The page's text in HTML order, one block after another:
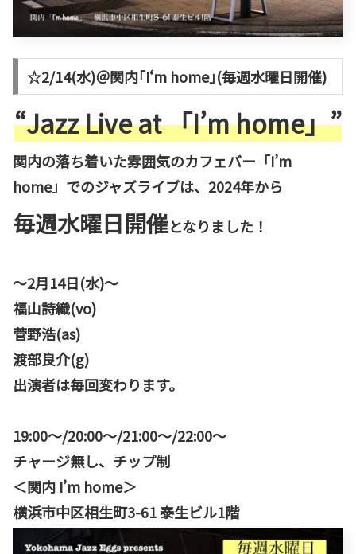
☆2/14(水)＠関内｢I‘m home｣(毎週水曜日開催)
“Jazz Live at 「I’m home」”
関内の落ち着いた雰囲気のカフェバー「I’m
home」でのジャズライブは、2024年から
毎週水曜日開催となりました！
～2月14日(水)～
福山詩織(vo)
菅野浩(as)
渡部良介(g)
出演者は毎回変わります。
19:00〜/20:00〜/21:00〜/22:00〜
チャージ無し、チップ制
＜関内 I’m home＞
横浜市中区相生町3-61 泰生ビル1階